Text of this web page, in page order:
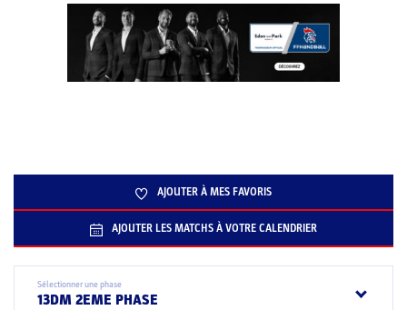
AJOUTER À MES FAVORIS
AJOUTER LES MATCHS À VOTRE CALENDRIER
Sélectionner une phase
13DM 2EME PHASE